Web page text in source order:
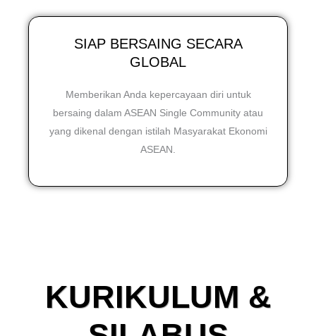
SIAP BERSAING SECARA
GLOBAL
Memberikan Anda kepercayaan diri untuk
bersaing dalam ASEAN Single Community atau
yang dikenal dengan istilah Masyarakat Ekonomi
ASEAN.
KURIKULUM &